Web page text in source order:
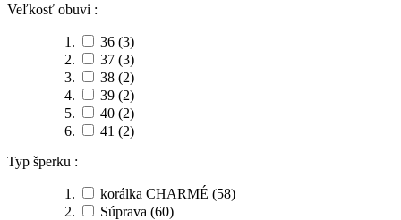
Veľkosť obuvi :
36 (3)
37 (3)
38 (2)
39 (2)
40 (2)
41 (2)
Typ šperku :
korálka CHARMÉ (58)
Súprava (60)